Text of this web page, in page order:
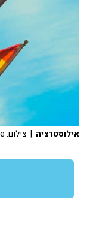
אילוסטרציה | צילום: Ingram Image